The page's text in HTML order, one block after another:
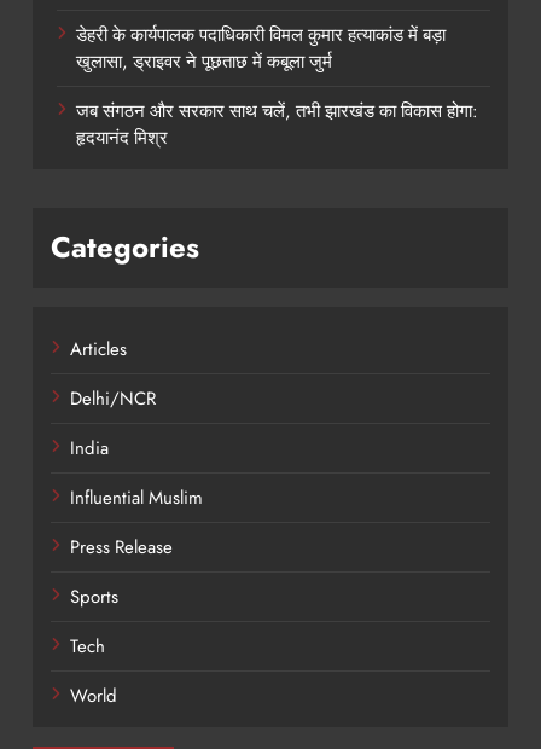
डेहरी के कार्यपालक पदाधिकारी विमल कुमार हत्याकांड में बड़ा
खुलासा, ड्राइवर ने पूछताछ में कबूला जुर्म
जब संगठन और सरकार साथ चलें, तभी झारखंड का विकास होगा:
हृदयानंद मिश्र
Categories
Articles
Delhi/NCR
India
Influential Muslim
Press Release
Sports
Tech
World